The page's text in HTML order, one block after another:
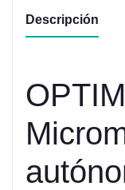
Descripción